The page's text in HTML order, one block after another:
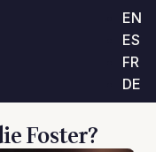
EN
ES
FR
DE
Foster?